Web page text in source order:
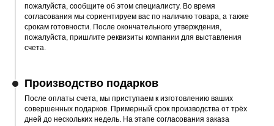
пожалуйста, сообщите об этом специалисту. Во время
согласования мы сориентируем вас по наличию товара, а также
срокам готовности. После окончательного утверждения,
пожалуйста, пришлите реквизиты компании для выставления
счета.
Производство подарков
После оплаты счета, мы приступаем к изготовлению ваших
совершенных подарков. Примерный срок производства от трёх
дней до нескольких недель. На этапе согласования заказа